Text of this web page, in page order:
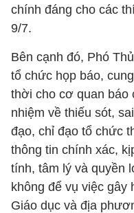
chính đáng cho các
9/7.
Bên cạnh đó, Phó
tổ chức họp báo,
thời cho cơ quan báo
nhiệm về thiếu sót,
đạo, chỉ đạo tổ chức
thông tin chính xác,
tính, tâm lý và quyền
không để vụ việc gây
Giáo dục và địa